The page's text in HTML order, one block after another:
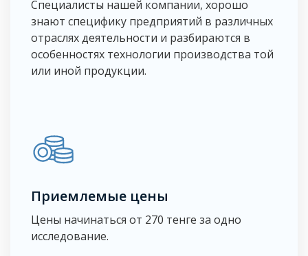
Специалисты нашей компании, хорошо
знают специфику предприятий в различных
отраслях деятельности и разбираются в
особенностях технологии производства той
или иной продукции.
Приемлемые цены
Цены начинаться от 270 тенге за одно
исследование.